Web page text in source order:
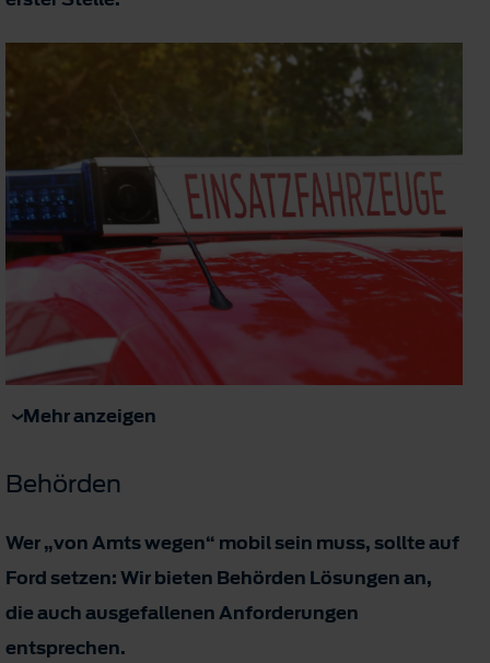
Mehr anzeigen
Behörden
Wer „von Amts wegen“ mobil sein muss, sollte auf
Ford setzen: Wir bieten Behörden Lösungen an,
die auch ausgefallenen Anforderungen
entsprechen.